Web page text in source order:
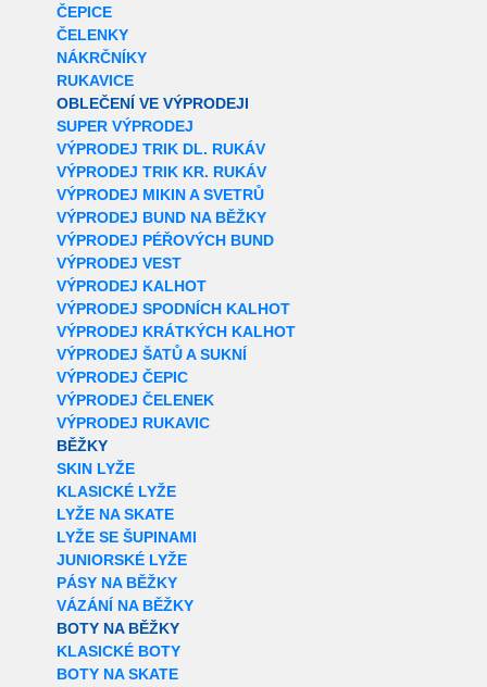
ČEPICE
ČELENKY
NÁKRČNÍKY
RUKAVICE
OBLEČENÍ VE VÝPRODEJI
SUPER VÝPRODEJ
VÝPRODEJ TRIK DL. RUKÁV
VÝPRODEJ TRIK KR. RUKÁV
VÝPRODEJ MIKIN A SVETRŮ
VÝPRODEJ BUND NA BĚŽKY
VÝPRODEJ PÉŘOVÝCH BUND
VÝPRODEJ VEST
VÝPRODEJ KALHOT
VÝPRODEJ SPODNÍCH KALHOT
VÝPRODEJ KRÁTKÝCH KALHOT
VÝPRODEJ ŠATŮ A SUKNÍ
VÝPRODEJ ČEPIC
VÝPRODEJ ČELENEK
VÝPRODEJ RUKAVIC
BĚŽKY
SKIN LYŽE
KLASICKÉ LYŽE
LYŽE NA SKATE
LYŽE SE ŠUPINAMI
JUNIORSKÉ LYŽE
PÁSY NA BĚŽKY
VÁZÁNÍ NA BĚŽKY
BOTY NA BĚŽKY
KLASICKÉ BOTY
BOTY NA SKATE